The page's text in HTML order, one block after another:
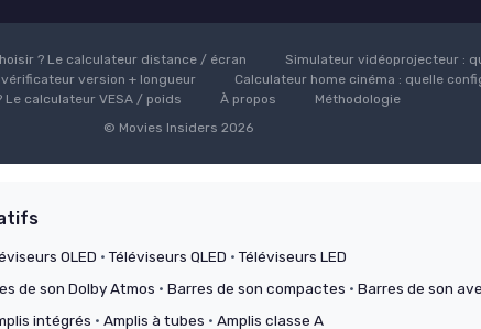
? Le calculateur distance / écran Simulateur vidéoprojecteur :
vérificateur version + longueur Calculateur home cinéma : quelle
Le calculateur VESA / poids
À propos
Méthodologie
© Movies Insiders 2026
OLED ·Téléviseurs QLED ·Téléviseurs LED
de son Dolby Atmos · Barres de son compactes · Barres de son
intégrés · Amplis à tubes · Amplis classe A